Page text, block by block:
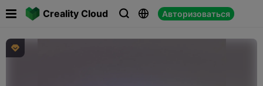
Creality Cloud   Авторизоваться
 
